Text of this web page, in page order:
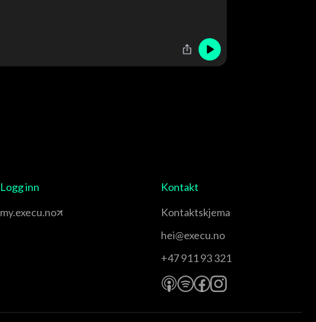
Logg inn
my.execu.no
Kontakt
Kontaktskjema
hei@execu.no
+47 911 93 321